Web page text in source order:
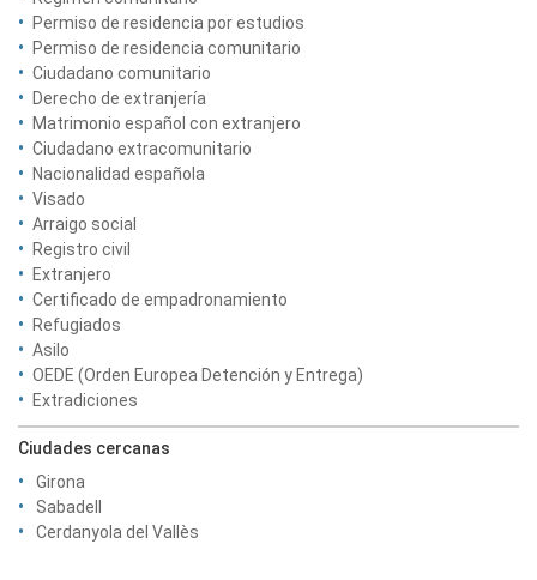
Permiso de residencia por estudios
Permiso de residencia comunitario
Ciudadano comunitario
Derecho de extranjería
Matrimonio español con extranjero
Ciudadano extracomunitario
Nacionalidad española
Visado
Arraigo social
Registro civil
Extranjero
Certificado de empadronamiento
Refugiados
Asilo
OEDE (Orden Europea Detención y Entrega)
Extradiciones
Ciudades cercanas
Girona
Sabadell
Cerdanyola del Vallès